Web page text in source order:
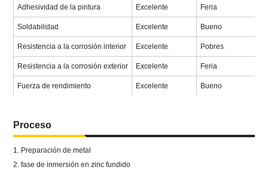
Adhesividad de la pintura Excelente Feria
Soldabilidad Excelente Bueno
Resistencia a la corrosión interior Excelente Pobres
Resistencia a la corrosión exterior Excelente Feria
Fuerza de rendimiento Excelente Bueno
Proceso
1. Preparación de metal
2. fase de inmersión en zinc fundido